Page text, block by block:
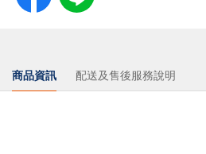
商品資訊 配送及售後服務說明